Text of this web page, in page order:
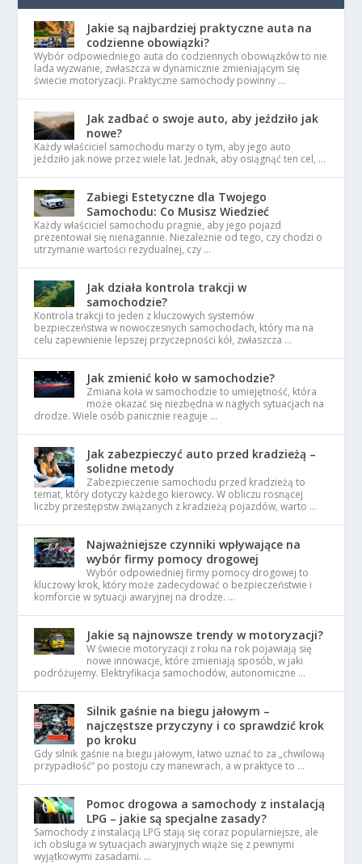
Jakie są najbardziej praktyczne auta na
codzienne obowiązki?
Wybór odpowiedniego auta do codziennych obowiązków to nie
lada wyzwanie, zwłaszcza w dynamicznie zmieniającym się
świecie motoryzacji. Praktyczne samochody powinny …
Jak zadbać o swoje auto, aby jeździło jak
nowe?
Każdy właściciel samochodu marzy o tym, aby jego auto
jeździło jak nowe przez wiele lat. Jednak, aby osiągnąć ten cel, …
Zabiegi Estetyczne dla Twojego
Samochodu: Co Musisz Wiedzieć
Każdy właściciel samochodu pragnie, aby jego pojazd
prezentował się nienagannie. Niezależnie od tego, czy chodzi o
utrzymanie wartości rezydualnej, czy …
Jak działa kontrola trakcji w
samochodzie?
Kontrola trakcji to jeden z kluczowych systemów
bezpieczeństwa w nowoczesnych samochodach, który ma na
celu zapewnienie lepszej przyczepności kół, zwłaszcza …
Jak zmienić koło w samochodzie?
Zmiana koła w samochodzie to umiejętność, która
może okazać się niezbędna w nagłych sytuacjach na
drodze. Wiele osób panicznie reaguje …
Jak zabezpieczyć auto przed kradzieżą –
solidne metody
Zabezpieczenie samochodu przed kradzieżą to
temat, który dotyczy każdego kierowcy. W obliczu rosnącej
liczby przestępstw związanych z kradzieżą pojazdów, warto …
Najważniejsze czynniki wpływające na
wybór firmy pomocy drogowej
Wybór odpowiedniej firmy pomocy drogowej to
kluczowy krok, który może zadecydować o bezpieczeństwie i
komforcie w sytuacji awaryjnej na drodze. …
Jakie są najnowsze trendy w motoryzacji?
W świecie motoryzacji z roku na rok pojawiają się
nowe innowacje, które zmieniają sposób, w jaki
podróżujemy. Elektryfikacja samochodów, autonomiczne …
Silnik gaśnie na biegu jałowym –
najczęstsze przyczyny i co sprawdzić krok
po kroku
Gdy silnik gaśnie na biegu jałowym, łatwo uznać to za „chwilową
przypadłość” po postoju czy manewrach, a w praktyce to …
Pomoc drogowa a samochody z instalacją
LPG – jakie są specjalne zasady?
Samochody z instalacją LPG stają się coraz popularniejsze, ale
ich obsługa w sytuacjach awaryjnych wiąże się z pewnymi
wyjątkowymi zasadami. …